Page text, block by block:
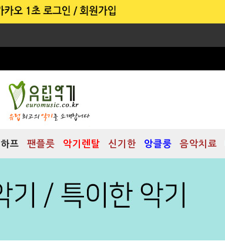
하프 팬플릇 악기렌탈 신기한 앙클룽 음악치료